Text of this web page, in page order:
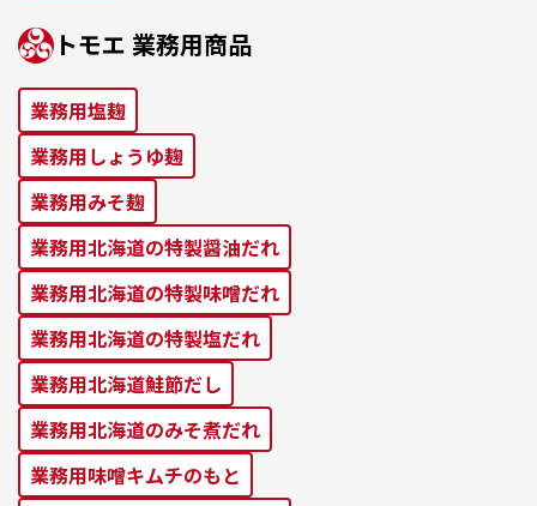
トモエ 業務⽤商品
業務⽤塩麹
業務⽤しょうゆ麹
業務⽤みそ麹
業務⽤北海道の特製醤油だれ
業務⽤北海道の特製味噌だれ
業務⽤北海道の特製塩だれ
業務⽤北海道鮭節だし
業務⽤北海道のみそ煮だれ
業務⽤味噌キムチのもと